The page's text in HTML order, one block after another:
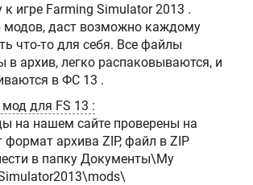
Farming Simulator 2013 .
даст возможно каждому
что-то для себя. Все файлы
в архив, легко распаковываются, и
легко устанавливаются в ФС 13 .
Как установить мод для FS 13 :
на нашем сайте проверены на
архива ZIP, файл в ZIP
в папку Документы\My